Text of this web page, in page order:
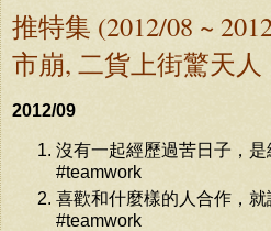
推特集 (2012/08 ~
市崩, 二貨上街驚天人
2012/09
沒有一起經歷過苦日子，是
#teamwork
喜歡和什麼樣的人合作，就
#teamwork